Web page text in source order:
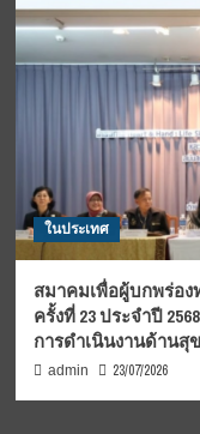
ในประเทศ
สมาคมเพื่อผู้บกพร่อ
ครั้งที่ 23 ประจำปี
การดำเนินงานด้านสุ
admin 23/07/2026